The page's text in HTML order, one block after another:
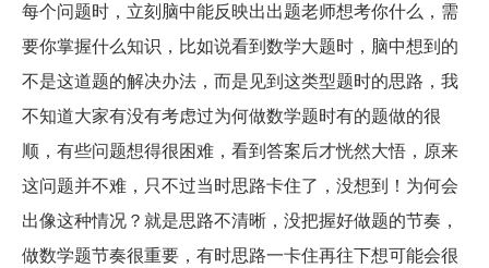
每个问题时，立刻脑中能反映出出题老师想考你什么，需
要你掌握什么知识，比如说看到数学大题时，脑中想到的
不是这道题的解决办法，而是见到这类型题时的思路，我
不知道大家有没有考虑过为何做数学题时有的题做的很
顺，有些问题想得很困难，看到答案后才恍然大悟，原来
这问题并不难，只不过当时思路卡住了，没想到！为何会
出像这种情况？就是思路不清晰，没把握好做题的节奏，
做数学题节奏很重要，有时思路一卡住再往下想可能会很